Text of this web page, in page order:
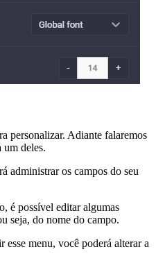
personalizar. Adiante falaremos
um deles.
administrar os campos do seu
é possível editar algumas
seja, do nome do campo.
menu, você poderá alterar a